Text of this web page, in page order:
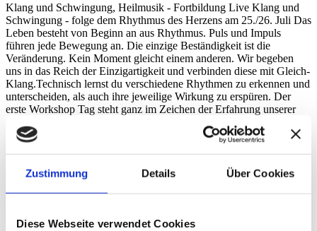
Zustimmung Details Über Cookies
Diese Webseite verwendet Cookies
Klang und Schwingung, Heilmusik - Fortbildung Live Klang und
Schwingung - folge dem Rhythmus des Herzens am 25./26. Juli Das
Leben besteht von Beginn an aus Rhythmus. Puls und Impuls
führen jede Bewegung an. Die einzige Beständigkeit ist die
Veränderung. Kein Moment gleicht einem anderen. Wir begeben
uns in das Reich der Einzigartigkeit und verbinden diese mit Gleich-
Klang.Technisch lernst du verschiedene Rhythmen zu erkennen und
unterscheiden, als auch ihre jeweilige Wirkung zu erspüren. Der
erste Workshop Tag steht ganz im Zeichen der Erfahrung unserer
inneren verfeinerten Wahrnehmung ganz nah. So lassen sich subtile
Schwingungen, die uns umgeben bewusster wahrnehmen und die
Unterschied der Vrittis (Gedankenwellen) von echter ungefilterter
Grundlage das indische Raag-System, das wie eine Landkarte für
Mantras, zumeist in Gurmukhi und kompatibel mit der Praxis des